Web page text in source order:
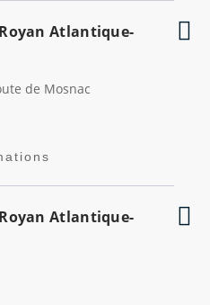
Atlantique-
de Mosnac
Atlantique-